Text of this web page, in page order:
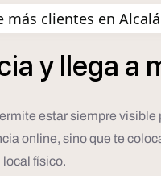
clientes en
y llega a
estar siempre
online, sino que te
local físico.